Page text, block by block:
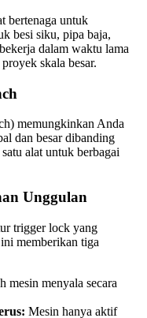
bertenaga untuk
besi siku, pipa baja,
dalam waktu lama
skala besar.
memungkinkan Anda
dan besar dibanding
alat untuk berbagai
Unggulan
trigger lock yang
memberikan tiga
mesin menyala secara
Mesin hanya aktif